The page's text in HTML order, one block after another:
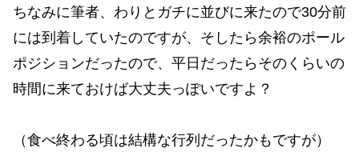
ちなみに筆者、わりとガチに並びに来たので30分前
には到着していたのですが、そしたら余裕のポール
ポジションだったので、平日だったらそのくらいの
時間に来ておけば大丈夫っぽいですよ？
（食べ終わる頃は結構な行列だったかもですが）